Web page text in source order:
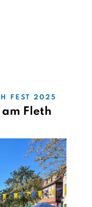
FEST 2025
Fleth